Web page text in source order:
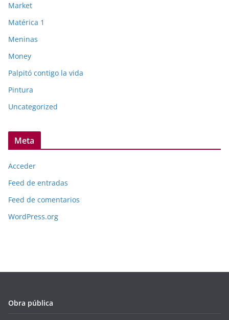
Market
Matérica 1
Meninas
Money
Palpitó contigo la vida
Pintura
Uncategorized
Meta
Acceder
Feed de entradas
Feed de comentarios
WordPress.org
Obra pública